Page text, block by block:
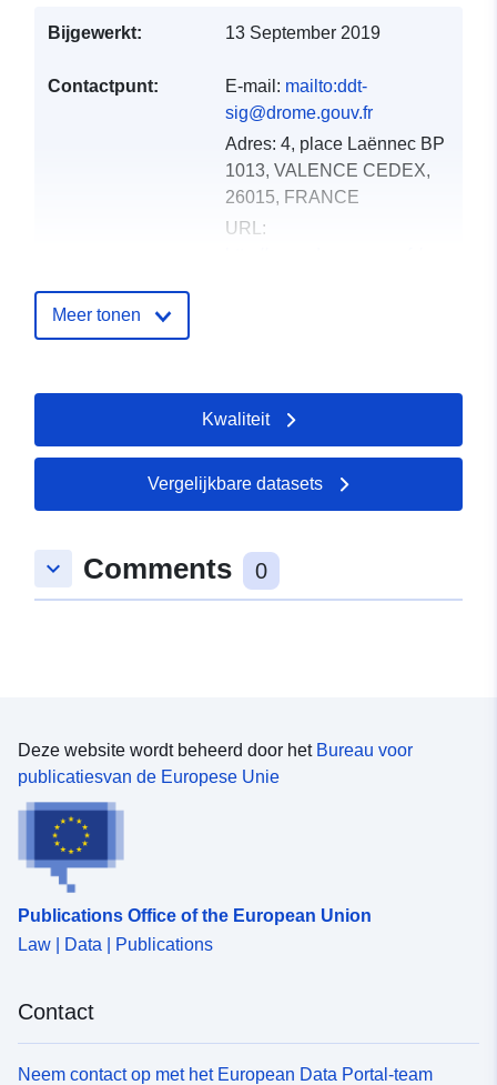
Bijgewerkt: 13 September 2019
Contactpunt: E-mail: mailto:ddt-
sig@drome.gouv.fr
Adres: 4, place Laënnec BP
1013, VALENCE CEDEX,
26015, FRANCE
URL:
Catalogusregister
:
October 2022
Ruimtelijk: Coördinaten: [ [ 5.16263628,
45.07627869 ], [
5.09287643, 45.07627869 ],
], [ 5.16263628,
45.03603745 ], [
hulpmiddel:
Identificatoren:
3258-4a1a-8b85-
4625-ba18-088ee67a0f45
Meer tonen
Kwaliteit
Vergelijkbare datasets
keyboard_arrow_down Comments 0
Deze website wordt beheerd door het Bureau voor
publicatiesvan de Europese Unie
Publications Office of the European Union
Law | Data | Publications
Contact
Neem contact op met het European Data Portal-team